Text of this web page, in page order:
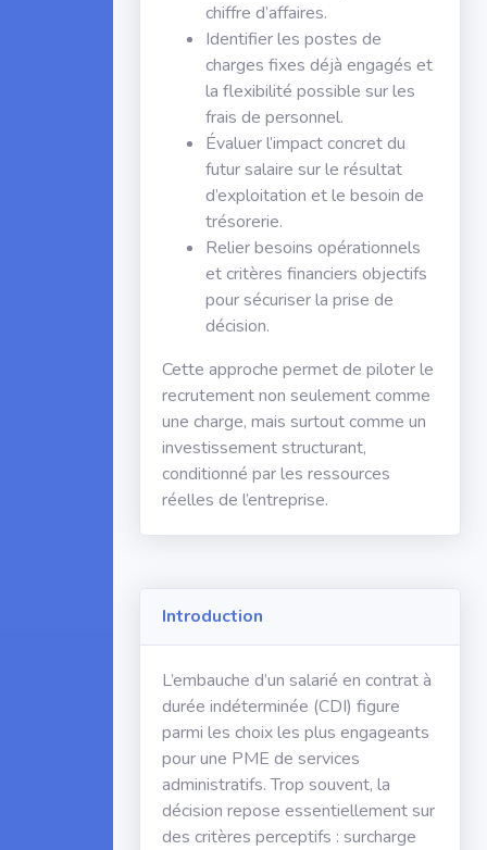
chiffre d’affaires.
Identifier les postes de
charges fixes déjà engagés et
la flexibilité possible sur les
frais de personnel.
Évaluer l’impact concret du
futur salaire sur le résultat
d’exploitation et le besoin de
trésorerie.
Relier besoins opérationnels
et critères financiers objectifs
pour sécuriser la prise de
décision.
Cette approche permet de piloter le
recrutement non seulement comme
une charge, mais surtout comme un
investissement structurant,
conditionné par les ressources
réelles de l’entreprise.
Introduction
L’embauche d’un salarié en contrat à
durée indéterminée (CDI) figure
parmi les choix les plus engageants
pour une PME de services
administratifs. Trop souvent, la
décision repose essentiellement sur
des critères perceptifs : surcharge